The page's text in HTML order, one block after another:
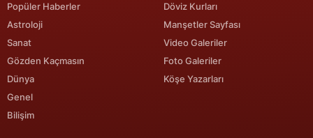
Popüler Haberler
Astroloji
Sanat
Gözden Kaçmasın
Dünya
Genel
Bilişim
Döviz Kurları
Manşetler Sayfası
Video Galeriler
Foto Galeriler
Köşe Yazarları